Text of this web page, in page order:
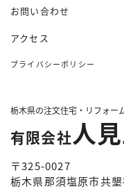
栃木県の注文住宅・リフォー
有限会社人
〒325-0027
栃木県那須塩原市共
お問い合わせ
アクセス
プライバシーポリシー